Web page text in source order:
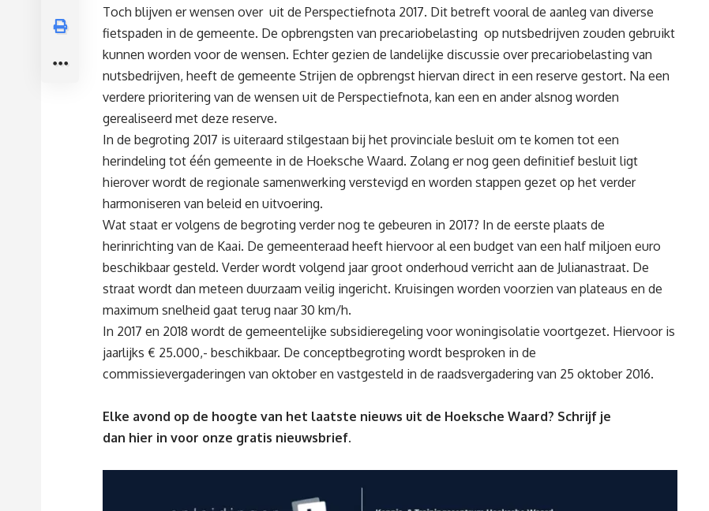
Toch blijven er wensen over uit de Perspectiefnota 2017. Dit betreft vooral de aanleg van diverse
fietspaden in de gemeente. De opbrengsten van precariobelasting op nutsbedrijven zouden gebruikt
kunnen worden voor de wensen. Echter gezien de landelijke discussie over precariobelasting van
nutsbedrijven, heeft de gemeente Strijen de opbrengst hiervan direct in een reserve gestort. Na een
verdere prioritering van de wensen uit de Perspectiefnota, kan een en ander alsnog worden
gerealiseerd met deze reserve.
In de begroting 2017 is uiteraard stilgestaan bij het provinciale besluit om te komen tot een
herindeling tot één gemeente in de Hoeksche Waard. Zolang er nog geen definitief besluit ligt
hierover wordt de regionale samenwerking verstevigd en worden stappen gezet op het verder
harmoniseren van beleid en uitvoering.
Wat staat er volgens de begroting verder nog te gebeuren in 2017? In de eerste plaats de
herinrichting van de Kaai. De gemeenteraad heeft hiervoor al een budget van een half miljoen euro
beschikbaar gesteld. Verder wordt volgend jaar groot onderhoud verricht aan de Julianastraat. De
straat wordt dan meteen duurzaam veilig ingericht. Kruisingen worden voorzien van plateaus en de
maximum snelheid gaat terug naar 30 km/h.
In 2017 en 2018 wordt de gemeentelijke subsidieregeling voor woningisolatie voortgezet. Hiervoor is
jaarlijks € 25.000,- beschikbaar. De conceptbegroting wordt besproken in de
commissievergaderingen van oktober en vastgesteld in de raadsvergadering van 25 oktober 2016.
Elke avond op de hoogte van het laatste nieuws uit de Hoeksche Waard? Schrijf je
dan hier in voor onze gratis nieuwsbrief.